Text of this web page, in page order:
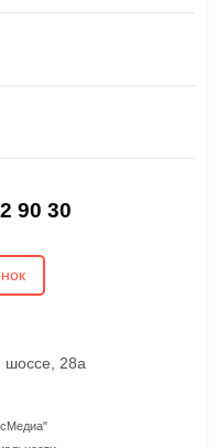
90 30
шоссе, 28а